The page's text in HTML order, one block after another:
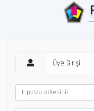
Üye Girişi